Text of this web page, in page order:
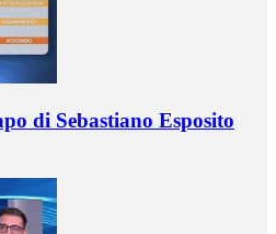
di Sebastiano Esposito